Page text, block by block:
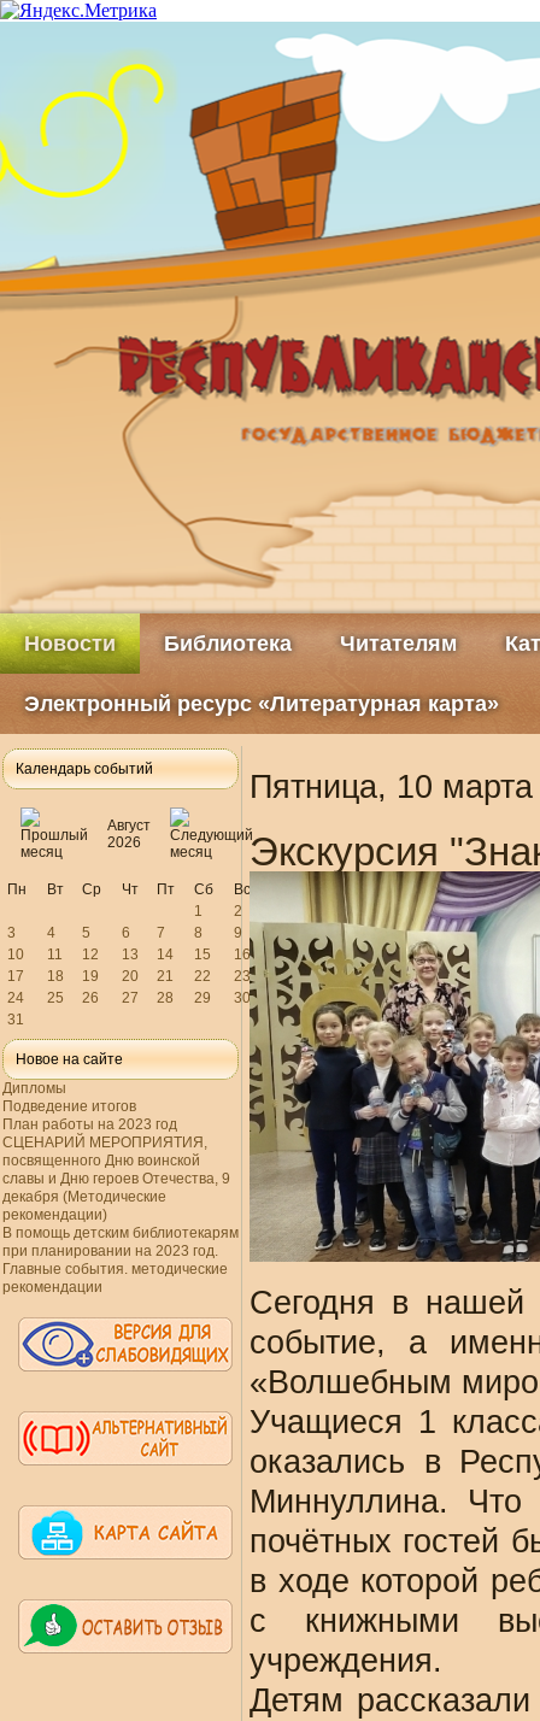
Новости Библиотека Читателям
Электронный ресурс «Литературная карта»
Календарь событий
Август
2026
Пн Вт Ср Чт Пт Сб
Вс
1
2
3
4 5 6 7 8
9
10
11 12 13 14 15
16
17
18 19 20 21 22
23
24
25 26 27 28 29
30
31
Новое на сайте
Дипломы
Подведение итогов
План работы на 2023 год
СЦЕНАРИЙ МЕРОПРИЯТИЯ,
посвященного Дню воинской
славы и Дню героев Отечества, 9
декабря (Методические
рекомендации)
В помощь детским библиотекарям
при планировании на 2023 год.
Главные события. методические
рекомендации
Пятница, 10
Экскурсия
Сегодня в нашей
событие, а
«Волшебным
Учащиеся 1
оказались в
Миннуллина. Что
почётных гостей
в ходе которой
с книжными
учреждения.
Детям